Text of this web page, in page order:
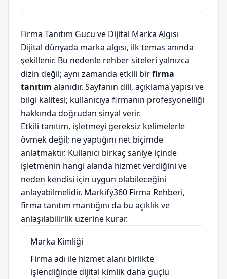
Firma Tanıtım Gücü ve Dijital Marka Algısı
Dijital dünyada marka algısı, ilk temas anında
şekillenir. Bu nedenle rehber siteleri yalnızca
dizin değil; aynı zamanda etkili birfirma
tanıtım alanıdır. Sayfanın dili, açıklama yapısı ve
bilgi kalitesi; kullanıcıya firmanın profesyonelliği
hakkında doğrudan sinyal verir.
Etkili tanıtım, işletmeyi gereksiz kelimelerle
övmek değil; ne yaptığını net biçimde
anlatmaktır. Kullanıcı birkaç saniye içinde
işletmenin hangi alanda hizmet verdiğini ve
neden kendisi için uygun olabileceğini
anlayabilmelidir. Markify360 Firma Rehberi,
firma tanıtım mantığını da bu açıklık ve
anlaşılabilirlik üzerine kurar.
Marka Kimliği
Firma adı ile hizmet alanı birlikte
işlendiğinde dijital kimlik daha güçlü